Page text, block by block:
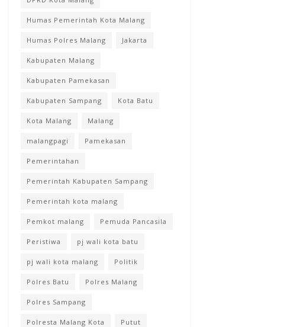
Humas Pemerintah Kota Malang
Humas Polres Malang Jakarta
Kabupaten Malang
Kabupaten Pamekasan
Kabupaten Sampang Kota Batu
Kota Malang Malang
malangpagi Pamekasan
Pemerintahan
Pemerintah Kabupaten Sampang
Pemerintah kota malang
Pemkot malang Pemuda Pancasila
Peristiwa pj wali kota batu
pj wali kota malang Politik
Polres Batu Polres Malang
Polres Sampang
Polresta Malang Kota Putut